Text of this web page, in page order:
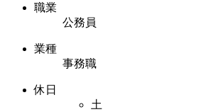
職業
公務員
業種
事務職
休日
土